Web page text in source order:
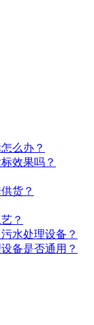
么办？
效果吗？
货？
？
水处理设备？
备是否通用？